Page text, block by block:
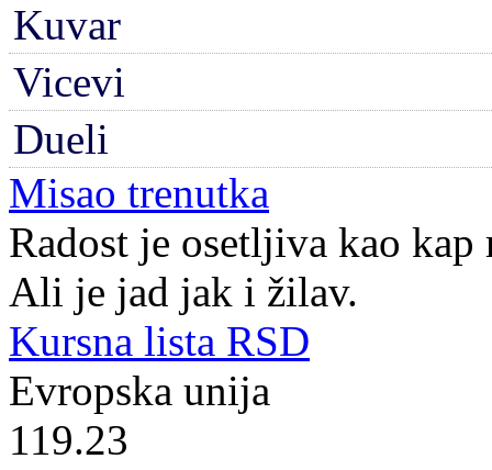
Kuvar
Vicevi
Dueli
Misao trenutka
Radost je osetljiva kao kap
Ali je jad jak i žilav.
Kursna lista RSD
Evropska unija
119.23